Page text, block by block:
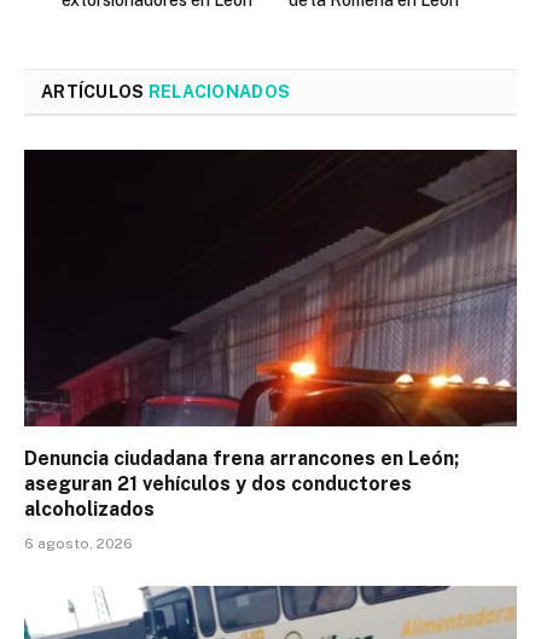
ARTÍCULOS RELACIONADOS
Denuncia ciudadana frena arrancones en León;
aseguran 21 vehículos y dos conductores
alcoholizados
6 agosto, 2026